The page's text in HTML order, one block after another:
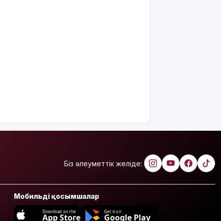
Біз әлеуметтік желіде:
Мобильді қосымшалар
Download on the
App Store
Get it on
Google Play